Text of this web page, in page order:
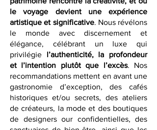
saveurs et inspiration — des lieux où le
patrimoine rencontre la créativité, et où
le voyage devient une expérience
artistique et significative. Nous révélons
le monde avec discernement et
élégance, célébrant un luxe qui
privilégiel’authenticité, la profondeur
et l’intention plutôt que l’excès. Nos
recommandations mettent en avant une
gastronomie d’exception, des cafés
historiques et/ou secrets, des ateliers
de créateurs, la mode et des boutiques